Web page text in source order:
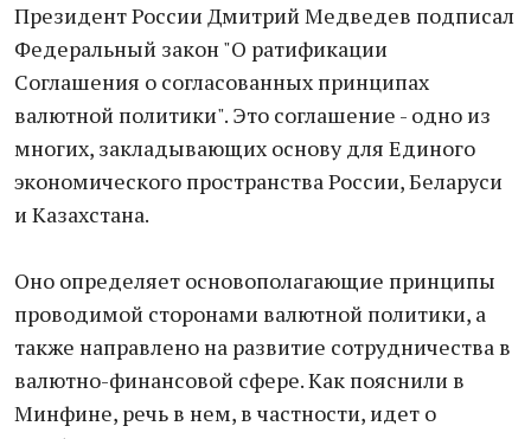
Президент России Дмитрий Медведев подписал
Федеральный закон "О ратификации
Соглашения о согласованных принципах
валютной политики". Это соглашение - одно из
многих, закладывающих основу для Единого
экономического пространства России, Беларуси
и Казахстана.
Оно определяет основополагающие принципы
проводимой сторонами валютной политики, а
также направлено на развитие сотрудничества в
валютно-финансовой сфере. Как пояснили в
Минфине, речь в нем, в частности, идет о